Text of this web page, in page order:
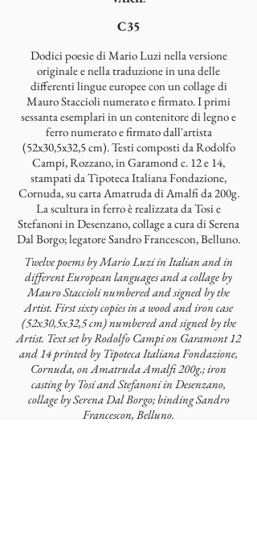
C35
Dodici poesie di Mario Luzi nella versione
originale e nella traduzione in una delle
differenti lingue europee con un collage di
Mauro Staccioli numerato e firmato. I primi
sessanta esemplari in un contenitore di legno e
ferro numerato e firmato dall'artista
(52x30,5x32,5 cm). Testi composti da Rodolfo
Campi, Rozzano, in Garamond c. 12 e 14,
stampati da Tipoteca Italiana Fondazione,
Cornuda, su carta Amatruda di Amalfi da 200g.
La scultura in ferro è realizzata da Tosi e
Stefanoni in Desenzano, collage a cura di Serena
Dal Borgo; legatore Sandro Francescon, Belluno.
Twelve poems by Mario Luzi in Italian and in
different European languages and a collage by
Mauro Staccioli numbered and signed by the
Artist. First sixty copies in a wood and iron case
(52x30,5x32,5 cm) numbered and signed by the
Artist. Text set by Rodolfo Campi on Garamont 12
and 14 printed by Tipoteca Italiana Fondazione,
Cornuda, on Amatruda Amalfi 200g.; iron
casting by Tosi and Stefanoni in Desenzano,
collage by Serena Dal Borgo; binding Sandro
Francescon, Belluno.